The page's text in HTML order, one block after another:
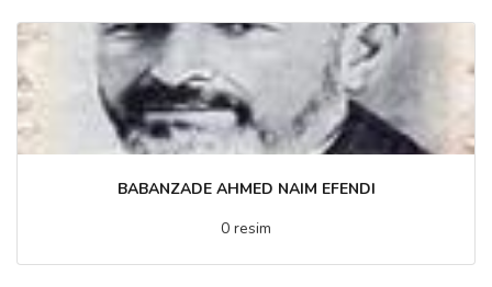
BABANZADE AHMED NAIM EFENDI
0 resim